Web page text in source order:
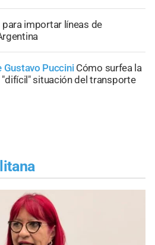
para importar líneas de
Gustavo Puccini Cómo surfea la
"difícil" situación del transporte